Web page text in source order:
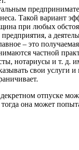
Такой вариант
при любых
а
– это
частной
нотариусы и т. д.
свои услуги и
отпуске
тогда она может